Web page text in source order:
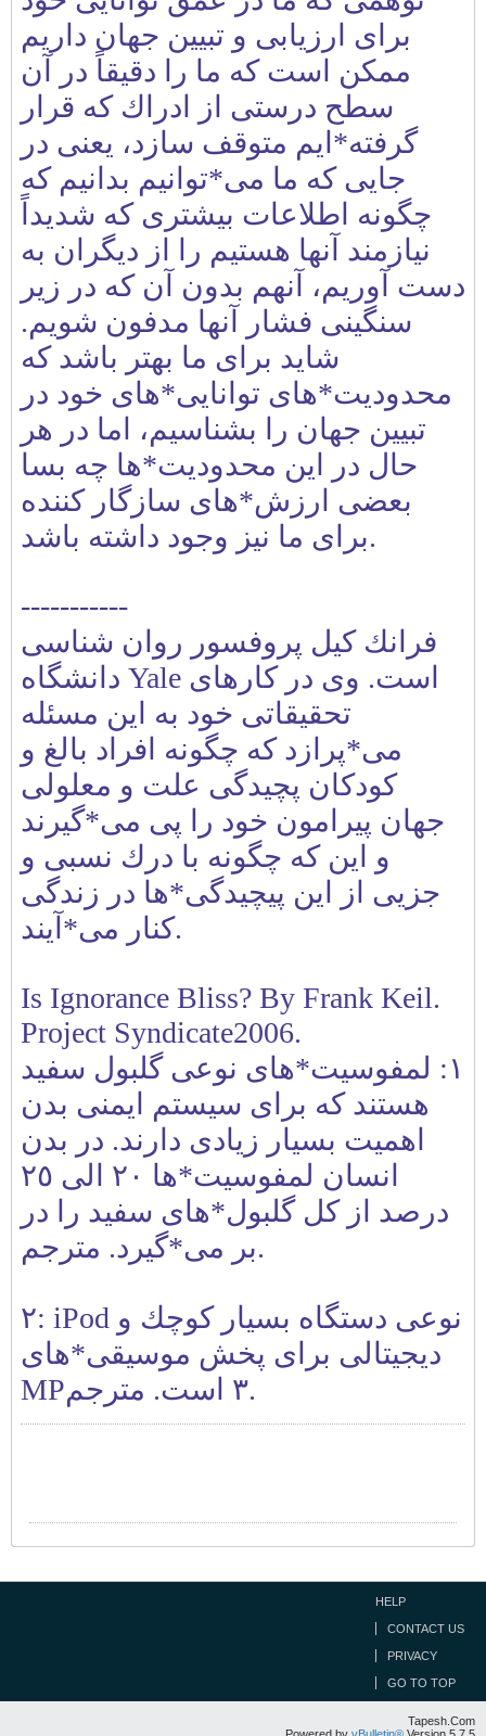
برای ارزيابی و تبيين جهان داريم
ممكن است كه ما را دقيقاً در آن
سطح درستی از ادراك كه قرار
گرفته*ايم متوقف سازد، يعنی در
جايی كه ما می*توانيم بدانيم كه
چگونه اطلاعات بيشتری كه شديداً
نيازمند آنها هستيم را از ديگران به
دست آوريم، آنهم بدون آن كه در زير
سنگينی فشار آنها مدفون شويم.
شايد برای ما بهتر باشد كه
محدوديت*های توانايی*های خود در
تبيين جهان را بشناسيم، اما در هر
حال در اين محدوديت*ها چه بسا
بعضی ارزش*های سازگار كننده
برای ما نيز وجود داشته باشد.
-----------
فرانك كيل پروفسور روان شناسی
دانشگاه Yale است. وی در كارهای
تحقيقاتی خود به اين مسئله
می*پرازد كه چگونه افراد بالغ و
كودكان پچيدگی علت و معلولی
جهان پيرامون خود را پی می*گيرند
و اين كه چگونه با درك نسبی و
جزيی از اين پيچيدگی*ها در زندگی
كنار می*آيند.
Is Ignorance Bliss? By Frank Keil.
Project Syndicate2006.
١: لمفوسيت*های نوعی گلبول سفيد
هستند كه برای سيستم ايمنی بدن
اهميت بسيار زيادی دارند. در بدن
انسان لمفوسيت*ها ٢٠ الی ٢٥
درصد از كل گلبول*های سفيد را در
بر می*گيرد. مترجم.
٢: iPod نوعی دستگاه بسيار كوچك و
ديجيتالی برای پخش موسيقی*های
MP٣ است. مترجم.
HELP
CONTACT US
PRIVACY
GO TO TOP
Tapesh.Com